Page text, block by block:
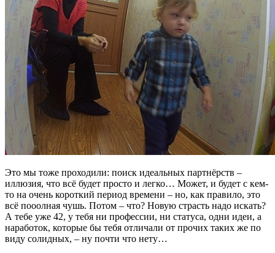
Это мы тоже проходили: поиск идеальных партнёрств –
иллюзия, что всё будет просто и легко… Может, и будет с кем-
то на очень короткий период времени – но, как правило, это
всё пооолная чушь. Потом – что? Новую страсть надо искать?
А тебе уже 42, у тебя ни профессии, ни статуса, одни идеи, а
наработок, которые бы тебя отличали от прочих таких же по
виду солидных, – ну почти что нету…